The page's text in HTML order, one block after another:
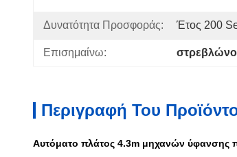
Δυνατότητα Προσφοράς: Έτος 200
Επισημαίνω:
Περιγραφή Του
Αυτόματο πλάτος 4.3m μηχανών ύφανσης